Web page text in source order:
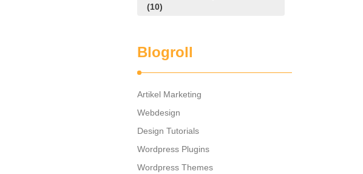
(10)
Blogroll
Artikel Marketing
Webdesign
Design Tutorials
Wordpress Plugins
Wordpress Themes